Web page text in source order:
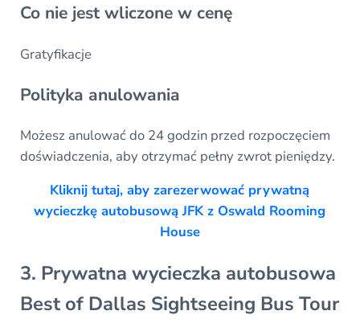
Co nie jest wliczone w cenę
Gratyfikacje
Polityka anulowania
Możesz anulować do 24 godzin przed rozpoczęciem
doświadczenia, aby otrzymać pełny zwrot pieniędzy.
Kliknij tutaj, aby zarezerwować prywatną
wycieczkę autobusową JFK z Oswald Rooming
House
3. Prywatna wycieczka autobusowa
Best of Dallas Sightseeing Bus Tour